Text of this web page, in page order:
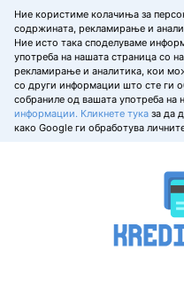
Ние користиме колачиња за
содржината, рекламирање и
Ние исто така споделуваме
употреба на нашата страница со
рекламирање и аналитика, кои
со други информации што сте ги
собраниле од вашата употреба на
информации. Кликнете тука за да
како Google ги обработува